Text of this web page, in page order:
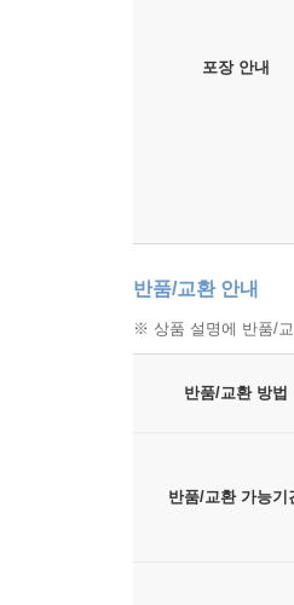
포장 안내
반품/교환 안내
※ 상품 설명에 반품/
반품/교환 방법
반품/교환 가능기